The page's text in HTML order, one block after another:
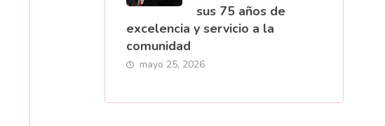
sus 75 años de
excelencia y servicio a la
comunidad
mayo 25, 2026